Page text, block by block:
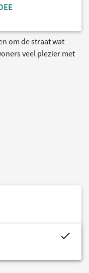
om de straat wat
veel plezier met